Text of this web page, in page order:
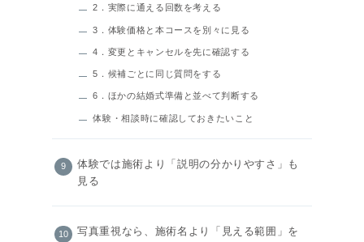
2．実際に通える回数を考える
3．体験価格と本コースを別々に見る
4．変更とキャンセルを先に確認する
5．候補ごとに同じ質問をする
6．ほかの結婚式準備と並べて判断する
体験・相談時に確認しておきたいこと
体験では施術より「説明の分かりやすさ」も
見る
写真重視なら、施術名より「見える範囲」を